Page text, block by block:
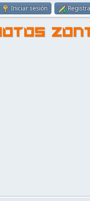
Iniciar sesión